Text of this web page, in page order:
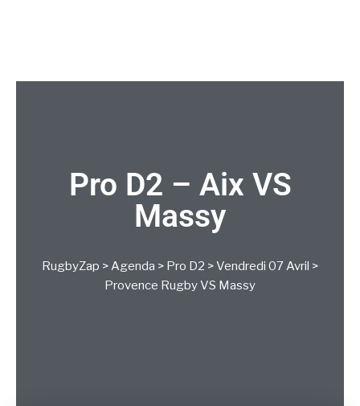
Pro D2 – Aix VS
Massy
RugbyZap >Agenda > Pro D2 >Vendredi 07 Avril >
Provence RugbyVS Massy